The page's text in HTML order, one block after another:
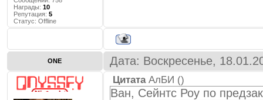
Награды: 10
Репутация: 5
Статус: Offline
ONE Дата: Воскресенье,
Цитата АлБИ ()
Ван, Сейнтс Роу по